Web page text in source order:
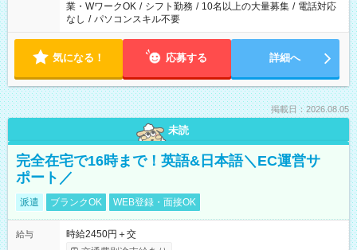
業・WワークOK / シフト勤務 / 10名以上の大量募集 / 電話対応
なし / パソコンスキル不要
気になる！ 応募する 詳細へ
掲載日：2026.08.05
未読
完全在宅で16時まで！英語&日本語＼EC運営サ
ポート／
派遣 ブランクOK WEB登録・面接OK
給与
時給2450円＋交